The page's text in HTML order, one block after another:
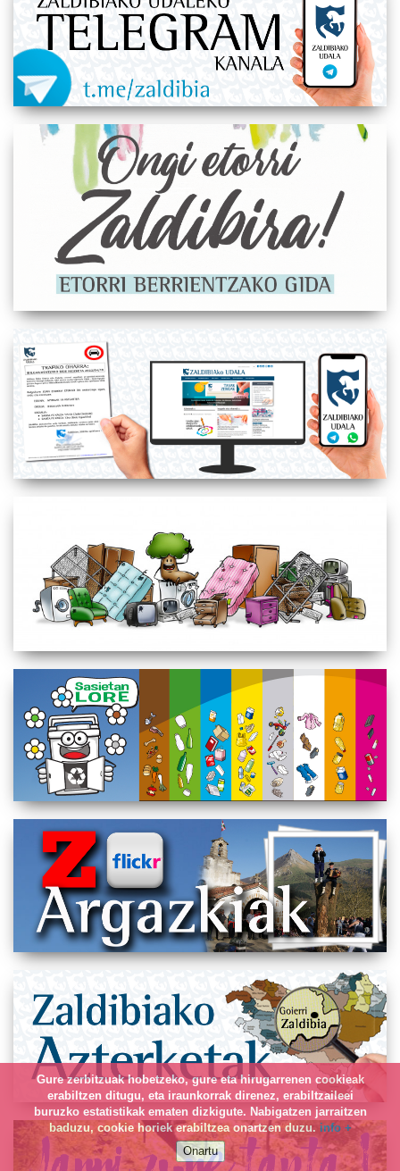
Gure zerbitzuak hobetzeko, gure eta hirugarrenen cookieak
erabiltzen ditugu, eta iraunkorrak direnez, erabiltzaileei
buruzko estatistikak ematen dizkigute. Nabigatzen jarraitzen
baduzu, cookie horiek erabiltzea onartzen duzu. info +